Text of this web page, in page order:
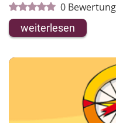
0
weiterlesen